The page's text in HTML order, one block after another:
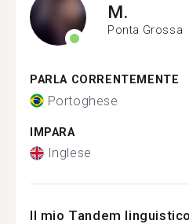
M.
Ponta Grossa
PARLA CORRENTEMENTE
Portoghese
IMPARA
Inglese
Il mio Tandem